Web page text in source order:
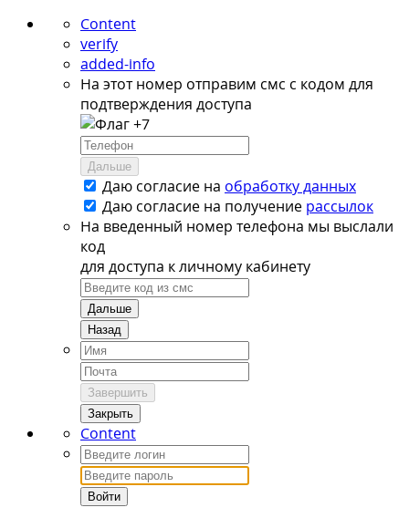
Content
verify
added-info
На этот номер отправим смс с кодом для
подтверждения доступа
+7
Дальше
Даю согласие на обработку данных
Даю согласие на получение рассылок
На введенный номер телефона мы выслали
код
для доступа к личному кабинету
Дальше
Назад
Завершить
Закрыть
Content
Войти